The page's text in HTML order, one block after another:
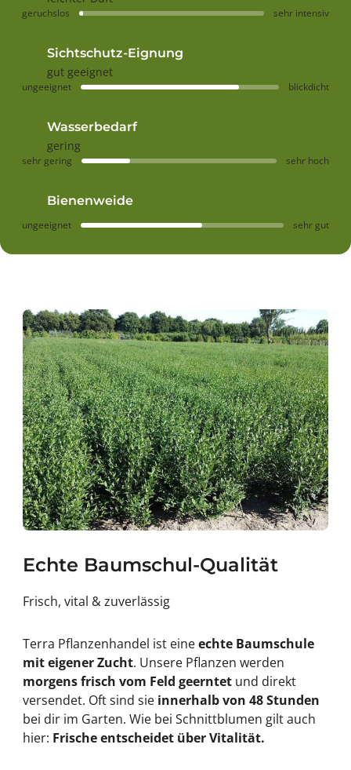
geruchslos sehr intensiv
Sichtschutz-Eignung
gut geeignet
ungeeignet blickdicht
Wasserbedarf
gering
sehr gering sehr hoch
Bienenweide
ungeeignet sehr gut
Echte Baumschul-Qualität
Frisch, vital & zuverlässig
Terra Pflanzenhandel ist eineechte Baumschule
mit eigener Zucht. Unsere Pflanzen werden
morgens frisch vom Feld geerntetund direkt
versendet. Oft sind sie innerhalb von 48 Stunden
bei dir im Garten. Wie bei Schnittblumen gilt auch
hier: Frische entscheidet über Vitalität.